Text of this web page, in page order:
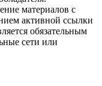
материалов с
активной ссылки
обязательным
сети или